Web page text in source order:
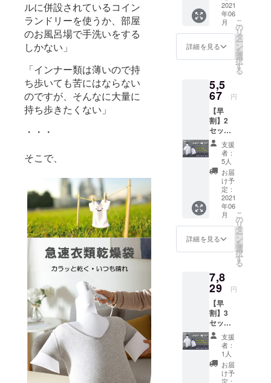
ルに併設されているコイン
ランドリーを使うか、部屋
のお風呂場で手洗いをする
しかない」
「インナー類は薄いので持
ち歩いても苦にはならない
のですが、そんなに大量に
持ち歩きたくない」
・・・
そこで、
れば幸いで
す。
ご支援、ど
うぞよろし
くお願いい
【早
割】
一般
販売予
定価格
3,480円
15％OF
F 特典
2：税・
送料込
み ※ヘ
アドラ
イヤー
が含ま
れてい
ませ
ん。
2021
年06
月
詳細を見る
こ
の
リ
タ
ー
ン
を
選
択
す
る
5,5
67 円
【早
割】2
セット
20％OF
F 急速
衣類乾
燥袋 ×2
セット
特典1：
【早
割】
一般
販売予
定価格
3,480円
20％OF
F 特典
2：税・
送料込
み ※ヘ
アドラ
イヤー
が含ま
れてい
ませ
ん。
支援
者：
5人
お届
け予
定：
2021
年06
月
詳細を見る
こ
の
リ
タ
ー
ン
を
選
択
す
る
7,8
29 円
【早
割】3
セット
25％OF
F 急速
衣類乾
燥袋 ×3
セット
特典1：
支援
者：
1人
お届
け予
定：